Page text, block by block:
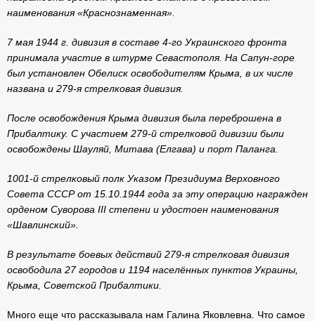
наименования «Краснознаменная».
7 мая 1944 г. дивизия в составе 4-го Украинского фронта
принимала участие в штурме Севастополя. На Сапун-горе
был установлен Обелиск освободителям Крыма, в их числе
названа и 279-я стрелковая дивизия.
После освобождения Крыма дивизия была переброшена в
Прибалтику. С участием 279-й стрелковой дивизии были
освобождены Шауляй, Митава (Елгава) и порт Паланга.
1001-й стрелковый полк Указом Президиума Верховного
Совета СССР от 15.10.1944 года за эту операцию награжден
орденом Суворова III степени и удостоен наименования
«Шавлинский».
В результате боевых действий 279-я стрелковая дивизия
освободила 27 городов и 1194 населённых пунктов Украины,
Крыма, Советской Прибалтики.
Много еще что рассказывала нам Галина Яковлевна. Что самое